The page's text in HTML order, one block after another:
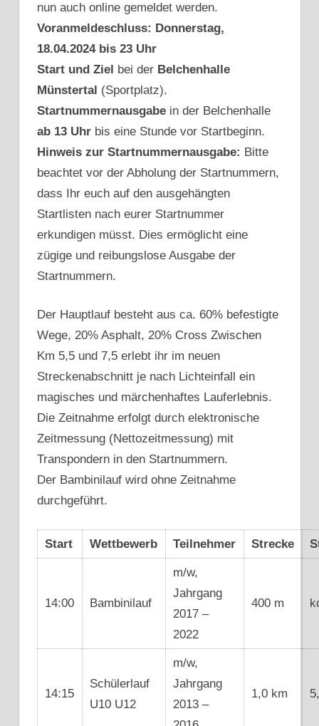
nun auch online gemeldet werden.
Voranmeldeschluss: Donnerstag,
18.04.2024 bis 23 Uhr
Start und Ziel bei der Belchenhalle
Münstertal (Sportplatz).
Startnummernausgabe in der Belchenhalle
ab 13 Uhr bis eine Stunde vor Startbeginn.
Hinweis zur Startnummernausgabe: Bitte
beachtet vor der Abholung der Startnummern,
dass Ihr euch auf den ausgehängten
Startlisten nach eurer Startnummer
erkundigen müsst. Dies ermöglicht eine
zügige und reibungslose Ausgabe der
Startnummern.
Der Hauptlauf besteht aus ca. 60% befestigte
Wege, 20% Asphalt, 20% Cross Zwischen
Km 5,5 und 7,5 erlebt ihr im neuen
Streckenabschnitt je nach Lichteinfall ein
magisches und märchenhaftes Lauferlebnis.
Die Zeitnahme erfolgt durch elektronische
Zeitmessung (Nettozeitmessung) mit
Transpondern in den Startnummern.
Der Bambinilauf wird ohne Zeitnahme
durchgeführt.
Start Wettbewerb Teilnehmer Strecke
14:00 Bambinilauf
m/w,
Jahrgang
2017 –
2022
400 m
14:15
Schülerlauf
U10 U12
m/w,
Jahrgang
2013 –
1,0 km